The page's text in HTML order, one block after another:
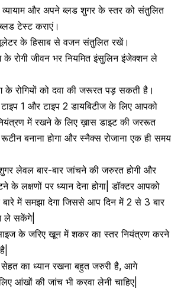
व्यायाम और अपने ब्लड शुगर के स्तर को संतुलित
ब्लड टेस्टकराएं।
के हिसाब से वजन संतुलित रखें।
के रोगी जीवन भर नियमित इंसुलिन इंजेक्शन ले
के रोगियों को दवा की जरूरत पड़ सकती है।
1 और टाइप 2 डायबिटीज के लिए आपको
में रखने के लिए ख़ास डाइटकी जररूत
बनाना होगा और स्नैक्स रोजाना एक ही समय
लेवल बार-बार जांचने की जरुरत होगी और
के लक्षणों पर ध्यान देना होगा| डॉक्टर आपको
में समझा देगा जिससे आप दिन में 2 से 3 बार
ले सकेंगे|
के जरिए खून में शकर का स्तर नियंत्रण करने
का ध्यान रखना बहुत जरुरी है, आगे
आंखों की जांच भी करवा लेनी चाहिए|